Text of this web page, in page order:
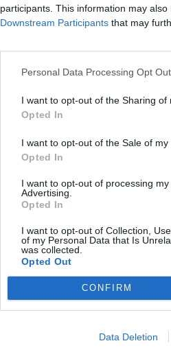
participants. This information may
Downstream Participants that may
Personal Data Processing Opt
I want to opt-out of the Sharing of
Opted In
I want to opt-out of the Sale of
Opted In
I want to opt-out of processing
Advertising.
Opted In
I want to opt-out of Collection,
of my Personal Data that Is
was collected.
Opted Out
CONFIRM
Data Deletion